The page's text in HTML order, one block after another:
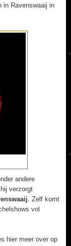
in Ravenswaaij in
andere
verzorgt
. Zelf komt
vol
hier meer over op